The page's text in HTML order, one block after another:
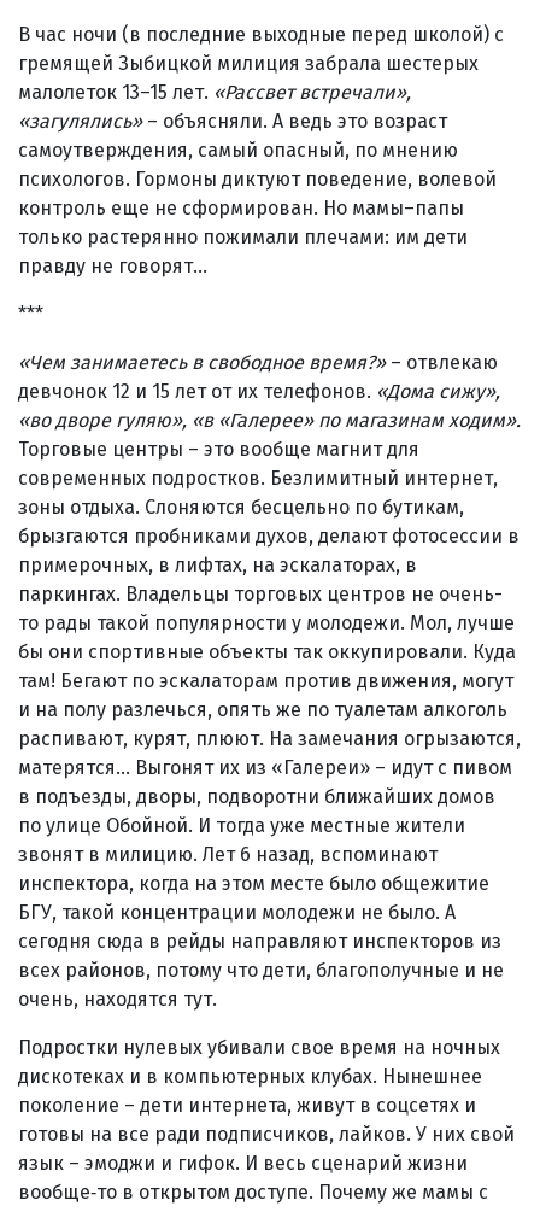
В час ночи (в последние выходные перед школой) с
гремящей Зыбицкой милиция забрала шестерых
малолеток 13–15 лет. «Рассвет встречали»,
«загулялись»– объясняли. А ведь это возраст
самоутверждения, самый опасный, по мнению
психологов. Гормоны диктуют поведение, волевой
контроль еще не сформирован. Но мамы–папы
только растерянно пожимали плечами: им дети
правду не говорят…
***
«Чем занимаетесь в свободное время?»– отвлекаю
девчонок 12 и 15 лет от их телефонов. «Дома сижу»,
«во дворе гуляю», «в «Галерее» по магазинам ходим».
Торговые центры – это вообще магнит для
современных подростков. Безлимитный интернет,
зоны отдыха. Слоняются бесцельно по бутикам,
брызгаются пробниками духов, делают фотосессии в
примерочных, в лифтах, на эскалаторах, в
паркингах. Владельцы торговых центров не очень-
то рады такой популярности у молодежи. Мол, лучше
бы они спортивные объекты так оккупировали. Куда
там! Бегают по эскалаторам против движения, могут
и на полу разлечься, опять же по туалетам алкоголь
распивают, курят, плюют. На замечания огрызаются,
матерятся... Выгонят их из «Галереи» – идут с пивом
в подъезды, дворы, подворотни ближайших домов
по улице Обойной. И тогда уже местные жители
звонят в милицию. Лет 6 назад, вспоминают
инспектора, когда на этом месте было общежитие
БГУ, такой концентрации молодежи не было. А
сегодня сюда в рейды направляют инспекторов из
всех районов, потому что дети, благополучные и не
очень, находятся тут.
Подростки нулевых убивали свое время на ночных
дискотеках и в компьютерных клубах. Нынешнее
поколение – дети интернета, живут в соцсетях и
готовы на все ради подписчиков, лайков. У них свой
язык – эмоджи и гифок. И весь сценарий жизни
вообще‑то в открытом доступе. Почему же мамы с